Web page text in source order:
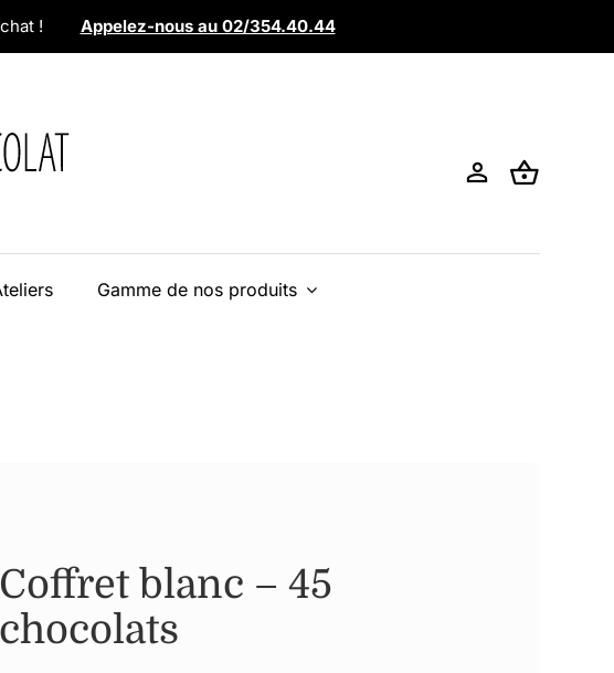
! Appelez-nous au 02/354.40.44
Gamme de nos produits
Coffret blanc – 45
chocolats